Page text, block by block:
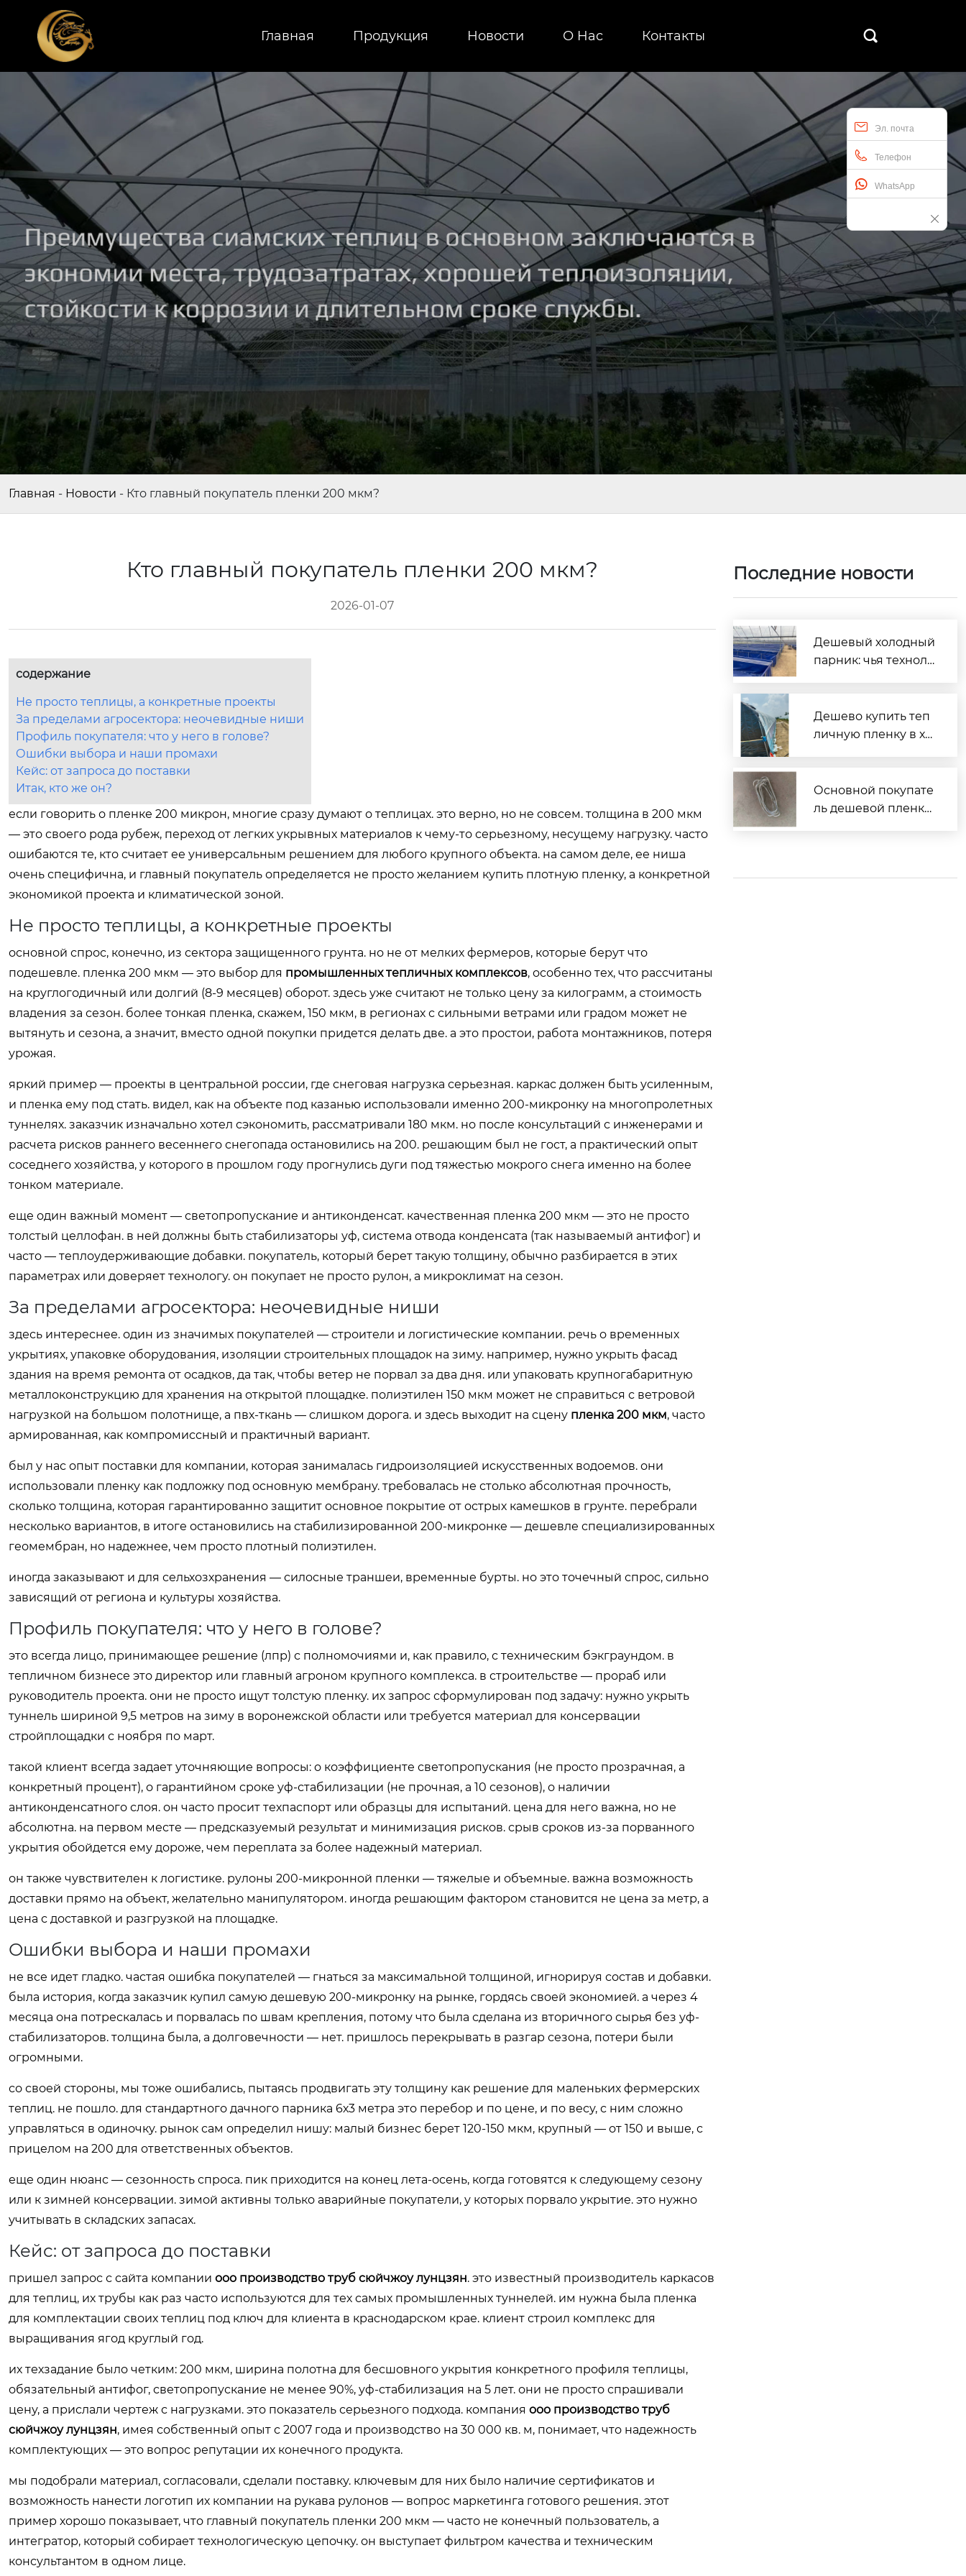
Главная Продукция Новости О Hас Контакты 
Эл. почта
Телефон
WhatsApp
Главная - Новости - Кто главный покупатель пленки 200 мкм?
Кто главный покупатель пленки 200 мкм?
2026-01-07
содержание
Не просто теплицы, а конкретные проекты
За пределами агросектора: неочевидные ниши
Профиль покупателя: что у него в голове?
Ошибки выбора и наши промахи
Кейс: от запроса до поставки
Итак, кто же он?
если говорить о пленке 200 микрон, многие сразу думают о теплицах. это верно, но не совсем. толщина в 200 мкм
— это своего рода рубеж, переход от легких укрывных материалов к чему-то серьезному, несущему нагрузку. часто
ошибаются те, кто считает ее универсальным решением для любого крупного объекта. на самом деле, ее ниша
очень специфична, и главный покупатель определяется не просто желанием купить плотную пленку, а конкретной
экономикой проекта и климатической зоной.
Не просто теплицы, а конкретные проекты
основной спрос, конечно, из сектора защищенного грунта. но не от мелких фермеров, которые берут что
подешевле. пленка 200 мкм — это выбор для промышленных тепличных комплексов, особенно тех, что рассчитаны
на круглогодичный или долгий (8-9 месяцев) оборот. здесь уже считают не только цену за килограмм, а стоимость
владения за сезон. более тонкая пленка, скажем, 150 мкм, в регионах с сильными ветрами или градом может не
вытянуть и сезона, а значит, вместо одной покупки придется делать две. а это простои, работа монтажников, потеря
урожая.
яркий пример — проекты в центральной россии, где снеговая нагрузка серьезная. каркас должен быть усиленным,
и пленка ему под стать. видел, как на объекте под казанью использовали именно 200-микронку на многопролетных
туннелях. заказчик изначально хотел сэкономить, рассматривали 180 мкм. но после консультаций с инженерами и
расчета рисков раннего весеннего снегопада остановились на 200. решающим был не гост, а практический опыт
соседнего хозяйства, у которого в прошлом году прогнулись дуги под тяжестью мокрого снега именно на более
тонком материале.
еще один важный момент — светопропускание и антиконденсат. качественная пленка 200 мкм — это не просто
толстый целлофан. в ней должны быть стабилизаторы уф, система отвода конденсата (так называемый антифог) и
часто — теплоудерживающие добавки. покупатель, который берет такую толщину, обычно разбирается в этих
параметрах или доверяет технологу. он покупает не просто рулон, а микроклимат на сезон.
За пределами агросектора: неочевидные ниши
здесь интереснее. один из значимых покупателей — строители и логистические компании. речь о временных
укрытиях, упаковке оборудования, изоляции строительных площадок на зиму. например, нужно укрыть фасад
здания на время ремонта от осадков, да так, чтобы ветер не порвал за два дня. или упаковать крупногабаритную
металлоконструкцию для хранения на открытой площадке. полиэтилен 150 мкм может не справиться с ветровой
нагрузкой на большом полотнище, а пвх-ткань — слишком дорога. и здесь выходит на сцену пленка 200 мкм, часто
армированная, как компромиссный и практичный вариант.
был у нас опыт поставки для компании, которая занималась гидроизоляцией искусственных водоемов. они
использовали пленку как подложку под основную мембрану. требовалась не столько абсолютная прочность,
сколько толщина, которая гарантированно защитит основное покрытие от острых камешков в грунте. перебрали
несколько вариантов, в итоге остановились на стабилизированной 200-микронке — дешевле специализированных
геомембран, но надежнее, чем просто плотный полиэтилен.
иногда заказывают и для сельхозхранения — силосные траншеи, временные бурты. но это точечный спрос, сильно
зависящий от региона и культуры хозяйства.
Профиль покупателя: что у него в голове?
это всегда лицо, принимающее решение (лпр) с полномочиями и, как правило, с техническим бэкграундом. в
тепличном бизнесе это директор или главный агроном крупного комплекса. в строительстве — прораб или
руководитель проекта. они не просто ищут толстую пленку. их запрос сформулирован под задачу: нужно укрыть
туннель шириной 9,5 метров на зиму в воронежской области или требуется материал для консервации
стройплощадки с ноября по март.
такой клиент всегда задает уточняющие вопросы: о коэффициенте светопропускания (не просто прозрачная, а
конкретный процент), о гарантийном сроке уф-стабилизации (не прочная, а 10 сезонов), о наличии
антиконденсатного слоя. он часто просит техпаспорт или образцы для испытаний. цена для него важна, но не
абсолютна. на первом месте — предсказуемый результат и минимизация рисков. срыв сроков из-за порванного
укрытия обойдется ему дороже, чем переплата за более надежный материал.
он также чувствителен к логистике. рулоны 200-микронной пленки — тяжелые и объемные. важна возможность
доставки прямо на объект, желательно манипулятором. иногда решающим фактором становится не цена за метр, а
цена с доставкой и разгрузкой на площадке.
Ошибки выбора и наши промахи
не все идет гладко. частая ошибка покупателей — гнаться за максимальной толщиной, игнорируя состав и добавки.
была история, когда заказчик купил самую дешевую 200-микронку на рынке, гордясь своей экономией. а через 4
месяца она потрескалась и порвалась по швам крепления, потому что была сделана из вторичного сырья без уф-
стабилизаторов. толщина была, а долговечности — нет. пришлось перекрывать в разгар сезона, потери были
огромными.
со своей стороны, мы тоже ошибались, пытаясь продвигать эту толщину как решение для маленьких фермерских
теплиц. не пошло. для стандартного дачного парника 6х3 метра это перебор и по цене, и по весу, с ним сложно
управляться в одиночку. рынок сам определил нишу: малый бизнес берет 120-150 мкм, крупный — от 150 и выше, с
прицелом на 200 для ответственных объектов.
еще один нюанс — сезонность спроса. пик приходится на конец лета-осень, когда готовятся к следующему сезону
или к зимней консервации. зимой активны только аварийные покупатели, у которых порвало укрытие. это нужно
учитывать в складских запасах.
Кейс: от запроса до поставки
пришел запрос с сайта компании ооо производство труб сюйчжоу лунцзян. это известный производитель каркасов
для теплиц, их трубы как раз часто используются для тех самых промышленных туннелей. им нужна была пленка
для комплектации своих теплиц под ключ для клиента в краснодарском крае. клиент строил комплекс для
выращивания ягод круглый год.
их техзадание было четким: 200 мкм, ширина полотна для бесшовного укрытия конкретного профиля теплицы,
обязательный антифог, светопропускание не менее 90%, уф-стабилизация на 5 лет. они не просто спрашивали
цену, а прислали чертеж с нагрузками. это показатель серьезного подхода. компания ооо производство труб
сюйчжоу лунцзян, имея собственный опыт с 2007 года и производство на 30 000 кв. м, понимает, что надежность
комплектующих — это вопрос репутации их конечного продукта.
мы подобрали материал, согласовали, сделали поставку. ключевым для них было наличие сертификатов и
возможность нанести логотип их компании на рукава рулонов — вопрос маркетинга готового решения. этот
пример хорошо показывает, что главный покупатель пленки 200 мкм — часто не конечный пользователь, а
интегратор, который собирает технологическую цепочку. он выступает фильтром качества и техническим
консультантом в одном лице.
Последние новости
Дешевый холодный
парник: чья техноло
Дешево купить теп
личную пленку в хо
Основной покупате
ль дешевой пленки